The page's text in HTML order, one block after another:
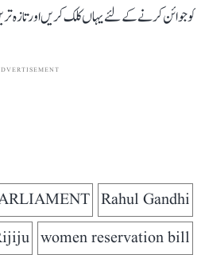
کو جوائن کرنے کے لئے یہاں کلک کریں اور
Rahul Gandhi
women reservation bill